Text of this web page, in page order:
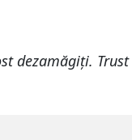
dezamăgiți. Trust